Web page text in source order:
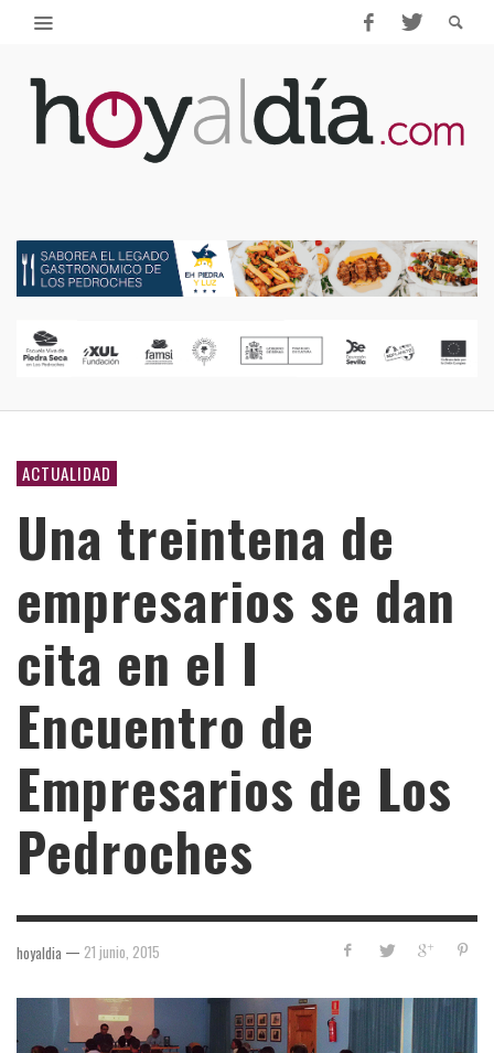
ACTUALIDAD
Una treintena de
empresarios se dan
cita en el I
Encuentro de
Empresarios de Los
Pedroches
hoyaldia — 21 junio, 2015